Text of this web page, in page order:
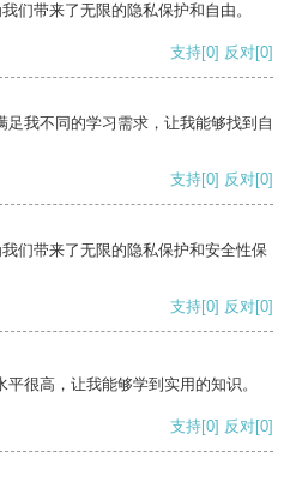
们带来了无限的隐私保护和自由。
支持[0] 反对[0]
我不同的学习需求，让我能够找到自
支持[0] 反对[0]
们带来了无限的隐私保护和安全性保
支持[0] 反对[0]
很高，让我能够学到实用的知识。
支持[0] 反对[0]